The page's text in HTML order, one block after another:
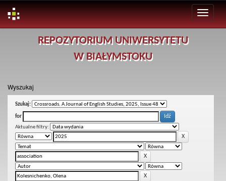
REPOZYTORIUM UNIWERSYTETU
W BIAŁYMSTOKU
Wyszukaj
Szukaj:
for
Aktualne filtry: